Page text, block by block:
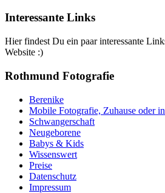
Interessante Links
Hier findest Du ein paar interessante
Website :)
Rothmund Fotografie
Berenike
Mobile Fotografie, Zuhause oder
Schwangerschaft
Neugeborene
Babys & Kids
Wissenswert
Preise
Datenschutz
Impressum